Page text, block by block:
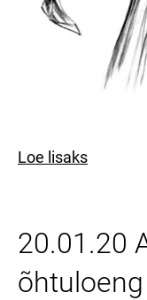
Loe lisaks
20.01.20